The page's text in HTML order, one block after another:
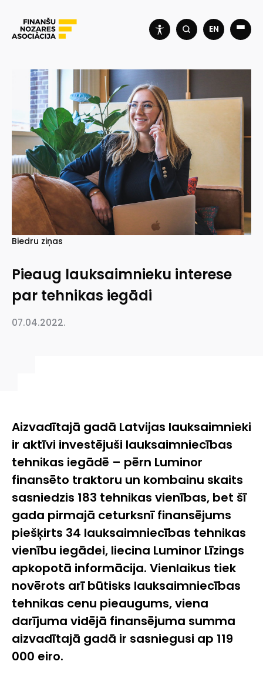
EN
Biedru ziņas
Pieaug lauksaimnieku interese
par tehnikas iegādi
07.04.2022.
Aizvadītajā gadā Latvijas lauksaimnieki
ir aktīvi investējuši lauksaimniecības
tehnikas iegādē – pērn Luminor
finansēto traktoru un kombainu skaits
sasniedzis 183 tehnikas vienības, bet šī
gada pirmajā ceturksnī finansējums
piešķirts 34 lauksaimniecības tehnikas
vienību iegādei, liecina Luminor Līzings
apkopotā informācija. Vienlaikus tiek
novērots arī būtisks lauksaimniecības
tehnikas cenu pieaugums, viena
darījuma vidējā finansējuma summa
aizvadītajā gadā ir sasniegusi ap 119
000 eiro.